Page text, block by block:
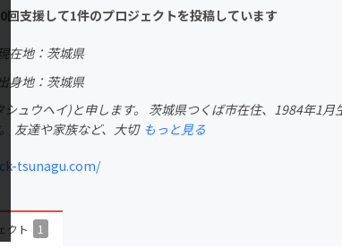
ーン 注目の新着プロジェクト 募集終了
音楽
ゲーム・サービス開発 フード・
回支援して1件のプロジェクトを投稿しています
在地：茨城県
身地：茨城県
シュウヘイ)と申します。 茨城県つくば市在住、1984年1
友達や家族など、大切 もっと見る
tsunagu.com/
クト 1